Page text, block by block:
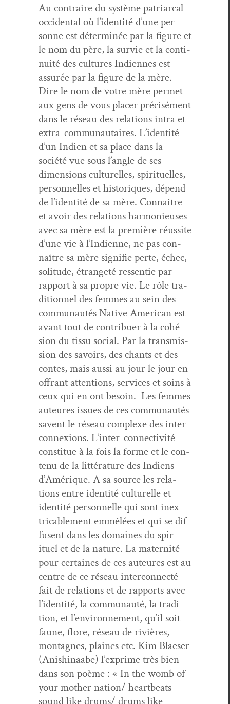
Au con­traire du sys­tème patri­ar­cal
occi­den­tal où l’identité d’une per­
son­ne est déter­minée par la fig­ure et
le nom du père, la survie et la con­ti­
nu­ité des cul­tures Indi­ennes est
assurée par la fig­ure de la mère.
Dire le nom de votre mère per­met
aux gens de vous plac­er pré­cisé­ment
dans le réseau des rela­tions intra et
extra-com­mu­nau­taires. L’identité
d’un Indi­en et sa place dans la
société vue sous l’angle de ses
dimen­sions cul­turelles, spir­ituelles,
per­son­nelles et his­toriques, dépend
de l’identité de sa mère. Con­naître
et avoir des rela­tions har­monieuses
avec sa mère est la pre­mière réus­site
d’une vie à l’Indienne, ne pas con­
naître sa mère sig­ni­fie perte, échec,
soli­tude, étrangeté ressen­tie par
rap­port à sa pro­pre vie. Le rôle tra­
di­tion­nel des femmes au sein des
com­mu­nautés Native Amer­i­can est
avant tout de con­tribuer à la cohé­
sion du tis­su social. Par la trans­mis­
sion des savoirs, des chants et des
con­tes, mais aus­si au jour le jour en
offrant atten­tions, ser­vices et soins à
ceux qui en ont besoin. Les femmes
auteures issues de ces com­mu­nautés
savent le réseau com­plexe des inter­
con­nex­ions. L’inter-connectivité
con­stitue à la fois la forme et le con­
tenu de la lit­téra­ture des Indi­ens
d’Amérique. A sa source les rela­
tions entre iden­tité cul­turelle et
iden­tité per­son­nelle qui sont inex­
tri­ca­ble­ment emmêlées et qui se dif­
fusent dans les domaines du spir­
ituel et de la nature. La mater­nité
pour cer­taines de ces auteures est au
cen­tre de ce réseau inter­con­nec­té
fait de rela­tions et de rap­ports avec
l’identité, la com­mu­nauté, la tra­di­
tion, et l’environnement, qu’il soit
faune, flo­re, réseau de riv­ières,
mon­tagnes, plaines etc. Kim Blaeser
(Anishi­naabe) l’exprime très bien
dans son poème : « In the womb of
your moth­er nation/ heart­beats
sound like drums/ drums like